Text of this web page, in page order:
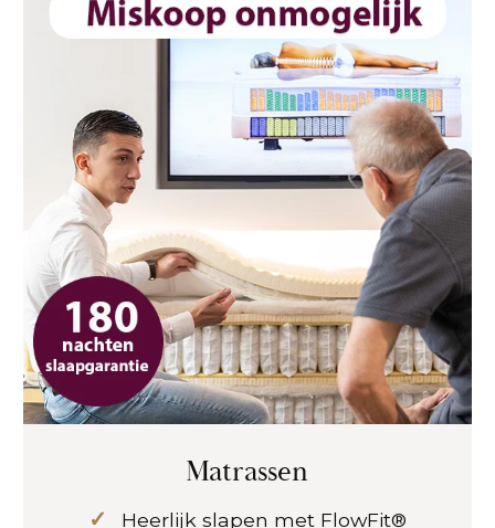
Matrassen
Heerlijk slapen met FlowFit®